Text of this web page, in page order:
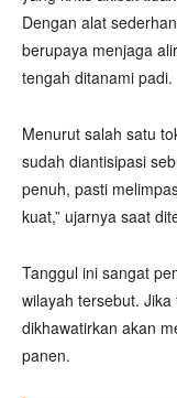
Dengan alat
berupaya menjaga
tengah ditanami padi.
Menurut salah satu
sudah diantisipasi
penuh, pasti
kuat,” ujarnya saat
Tanggul ini sangat
wilayah tersebut.
dikhawatirkan akan
panen.